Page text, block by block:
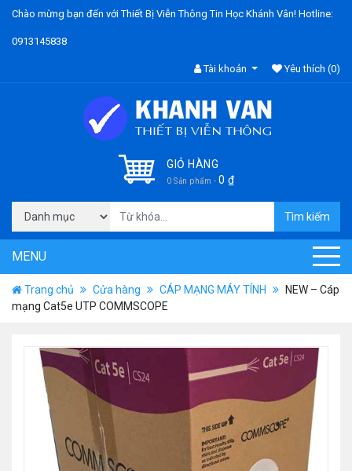
Chào mừng bạn đến với Thiết Bị Viễn Thông Tin Học Khánh Vân! Hotline:
0913145838
Tài khoản Yêu thích (0)
GIỎ HÀNG
0 Sản phẩm - 0 ₫
Tìm kiếm
MENU
Trang chủ Cửa hàng CÁP MẠNG MÁY TÍNH
NEW – Cáp
mạng Cat5e UTP COMMSCOPE